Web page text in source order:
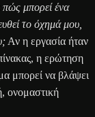
πώς μπορεί ένα
το όχημά μου,
Αν η εργασία ήταν
η ερώτηση
μπορεί να βλάψει
ονομαστική